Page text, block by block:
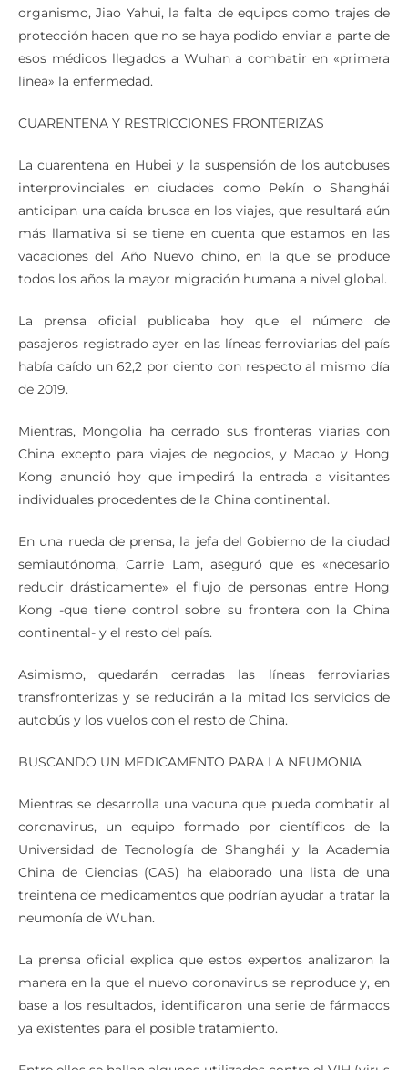
organismo, Jiao Yahui, la falta de equipos como trajes de
protección hacen que no se haya podido enviar a parte de
esos médicos llegados a Wuhan a combatir en «primera
línea» la enfermedad.
CUARENTENA Y RESTRICCIONES FRONTERIZAS
La cuarentena en Hubei y la suspensión de los autobuses
interprovinciales en ciudades como Pekín o Shanghái
anticipan una caída brusca en los viajes, que resultará aún
más llamativa si se tiene en cuenta que estamos en las
vacaciones del Año Nuevo chino, en la que se produce
todos los años la mayor migración humana a nivel global.
La prensa oficial publicaba hoy que el número de
pasajeros registrado ayer en las líneas ferroviarias del país
había caído un 62,2 por ciento con respecto al mismo día
de 2019.
Mientras, Mongolia ha cerrado sus fronteras viarias con
China excepto para viajes de negocios, y Macao y Hong
Kong anunció hoy que impedirá la entrada a visitantes
individuales procedentes de la China continental.
En una rueda de prensa, la jefa del Gobierno de la ciudad
semiautónoma, Carrie Lam, aseguró que es «necesario
reducir drásticamente» el flujo de personas entre Hong
Kong -que tiene control sobre su frontera con la China
continental- y el resto del país.
Asimismo, quedarán cerradas las líneas ferroviarias
transfronterizas y se reducirán a la mitad los servicios de
autobús y los vuelos con el resto de China.
BUSCANDO UN MEDICAMENTO PARA LA NEUMONIA
Mientras se desarrolla una vacuna que pueda combatir al
coronavirus, un equipo formado por científicos de la
Universidad de Tecnología de Shanghái y la Academia
China de Ciencias (CAS) ha elaborado una lista de una
treintena de medicamentos que podrían ayudar a tratar la
neumonía de Wuhan.
La prensa oficial explica que estos expertos analizaron la
manera en la que el nuevo coronavirus se reproduce y, en
base a los resultados, identificaron una serie de fármacos
ya existentes para el posible tratamiento.